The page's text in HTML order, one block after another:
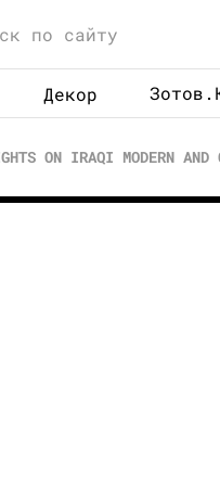
Декор
ON IRAQI MODERN AND